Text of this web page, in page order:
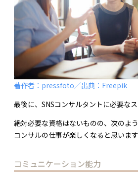
著作者：pressfoto／出典：Freepik
最後に、SNSコンサルタントに必要なス
絶対必要な資格はないものの、次のよ
コンサルの仕事が楽しくなると思います
コミュニケーション能力